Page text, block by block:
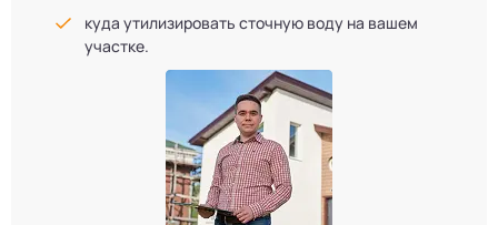
куда утилизировать сточную воду на вашем
участке.